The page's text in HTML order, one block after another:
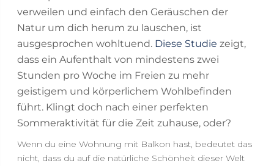
verweilen und einfach den Geräuschen der
Natur um dich herum zu lauschen, ist
ausgesprochen wohltuend. Diese Studie zeigt,
dass ein Aufenthalt von mindestens zwei
Stunden pro Woche im Freien zu mehr
geistigem und körperlichem Wohlbefinden
führt. Klingt doch nach einer perfekten
Sommeraktivität für die Zeit zuhause, oder?
Wenn du eine Wohnung mit Balkon hast, bedeutet das
nicht, dass du auf die natürliche Schönheit dieser Welt